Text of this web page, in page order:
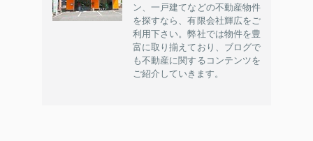
ン、一戸建てなどの不動産物件
を探すなら、有限会社輝広をご
利用下さい。弊社では物件を豊
富に取り揃えており、ブログで
も不動産に関するコンテンツを
ご紹介していきます。